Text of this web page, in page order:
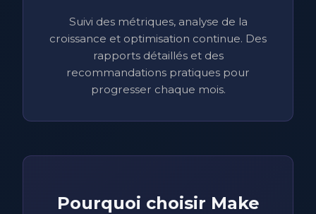
Suivi des métriques, analyse de la
croissance et optimisation continue. Des
rapports détaillés et des
recommandations pratiques pour
progresser chaque mois.
Pourquoi choisir Make